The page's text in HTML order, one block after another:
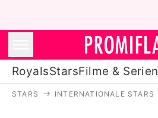
RoyalsStarsFilme & Serien
STARS INTERNATIONALE STARS